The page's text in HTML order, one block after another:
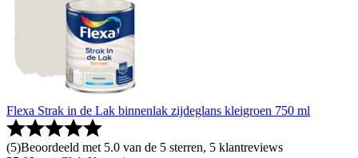
Flexa Strak in de Lak binnenlak zijdeglans kleigroen 750 ml
(5)Beoordeeld met 5.0 van de 5 sterren, 5 klantreviews